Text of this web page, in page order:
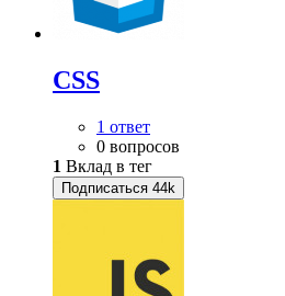
CSS
1 ответ
0 вопросов
1 Вклад в тег
Подписаться 44k